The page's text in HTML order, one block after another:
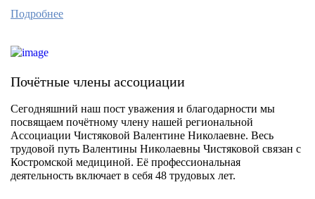
Подробнее
Почётные члены ассоциации
Сегодняшний наш пост уважения и благодарности мы
посвящаем почётному члену нашей региональной
Ассоциации Чистяковой Валентине Николаевне. Весь
трудовой путь Валентины Николаевны Чистяковой связан с
Костромской медициной. Её профессиональная
деятельность включает в себя 48 трудовых лет.